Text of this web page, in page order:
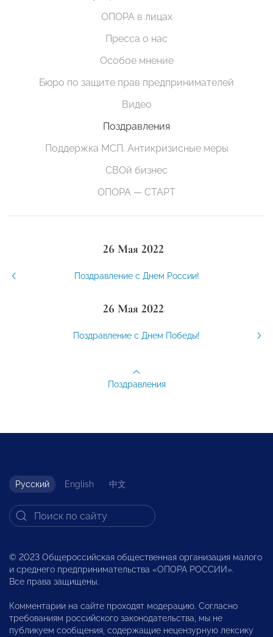
ОПОРА в лицах
Пресса о нас
Особое мнение
Бюро по защите прав предпринимателей
Видео
Поздравления
Поддержка МСП. Антикризисные меры
СВОй бизнес
ОПОРА — СТАРТ
26 Мая 2022
Поздравление с Днем России!
26 Мая 2022
Поздравление с Днем Победы!
Поздравления
Русский English 中文
© 2023 Общероссийская общественная организация малого
и среднего предпринимательства «ОПОРА РОССИИ».
Все права защищены.
Комментарии на сайте проходят модерацию. Согласно
требованиям российского законодательства, мы не
публикуем сообщения, содержащие нецензурную лексику